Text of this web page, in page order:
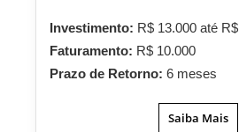
Investimento: R$ 13.000 até
Faturamento: R$ 10.000
Prazo de Retorno: 6 meses
Saiba Mais